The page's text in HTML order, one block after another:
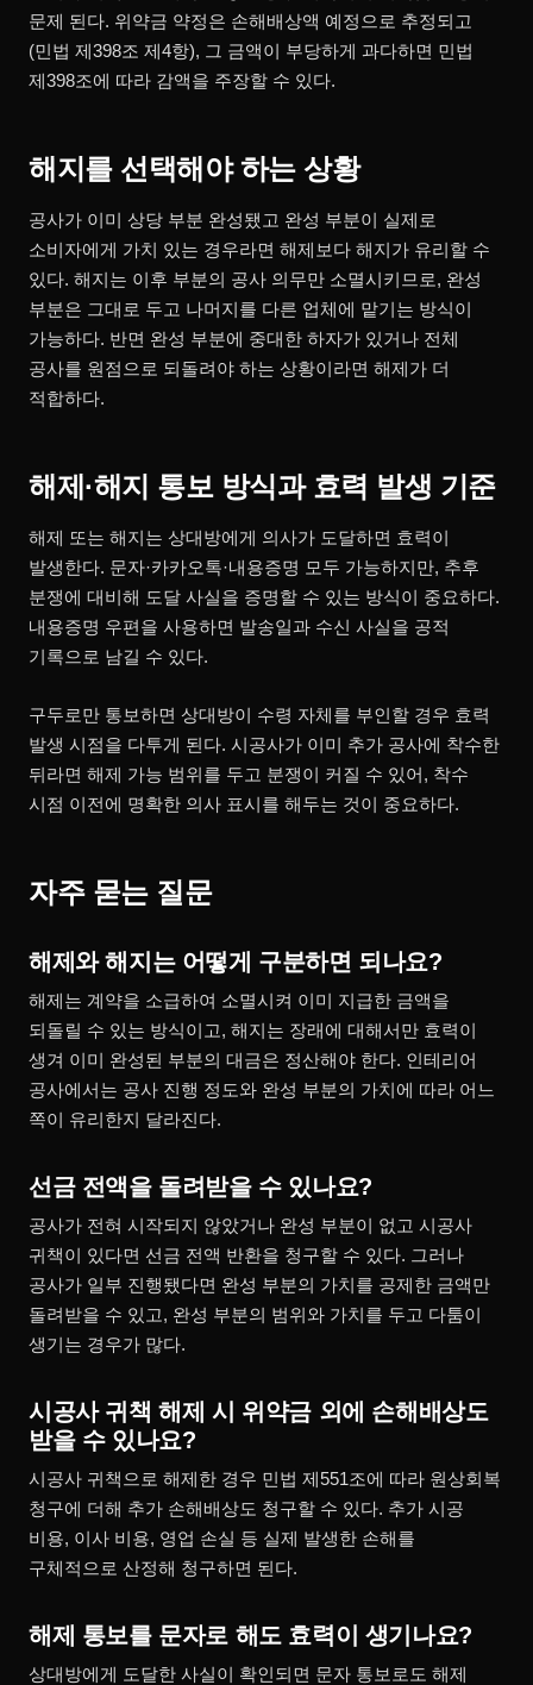
문제 된다. 위약금 약정은 손해배상액 예정으로 추정되고
(민법 제398조 제4항), 그 금액이 부당하게 과다하면 민법
제398조에 따라 감액을 주장할 수 있다.
해지를 선택해야 하는 상황
공사가 이미 상당 부분 완성됐고 완성 부분이 실제로
소비자에게 가치 있는 경우라면 해제보다 해지가 유리할 수
있다. 해지는 이후 부분의 공사 의무만 소멸시키므로, 완성
부분은 그대로 두고 나머지를 다른 업체에 맡기는 방식이
가능하다. 반면 완성 부분에 중대한 하자가 있거나 전체
공사를 원점으로 되돌려야 하는 상황이라면 해제가 더
적합하다.
해제·해지 통보 방식과 효력 발생 기준
해제 또는 해지는 상대방에게 의사가 도달하면 효력이
발생한다. 문자·카카오톡·내용증명 모두 가능하지만, 추후
분쟁에 대비해 도달 사실을 증명할 수 있는 방식이 중요하다.
내용증명 우편을 사용하면 발송일과 수신 사실을 공적
기록으로 남길 수 있다.
구두로만 통보하면 상대방이 수령 자체를 부인할 경우 효력
발생 시점을 다투게 된다. 시공사가 이미 추가 공사에 착수한
뒤라면 해제 가능 범위를 두고 분쟁이 커질 수 있어, 착수
시점 이전에 명확한 의사 표시를 해두는 것이 중요하다.
자주 묻는 질문
해제와 해지는 어떻게 구분하면 되나요?
해제는 계약을 소급하여 소멸시켜 이미 지급한 금액을
되돌릴 수 있는 방식이고, 해지는 장래에 대해서만 효력이
생겨 이미 완성된 부분의 대금은 정산해야 한다. 인테리어
공사에서는 공사 진행 정도와 완성 부분의 가치에 따라 어느
쪽이 유리한지 달라진다.
선금 전액을 돌려받을 수 있나요?
공사가 전혀 시작되지 않았거나 완성 부분이 없고 시공사
귀책이 있다면 선금 전액 반환을 청구할 수 있다. 그러나
공사가 일부 진행됐다면 완성 부분의 가치를 공제한 금액만
돌려받을 수 있고, 완성 부분의 범위와 가치를 두고 다툼이
생기는 경우가 많다.
시공사 귀책 해제 시 위약금 외에 손해배상도
받을 수 있나요?
시공사 귀책으로 해제한 경우 민법 제551조에 따라 원상회복
청구에 더해 추가 손해배상도 청구할 수 있다. 추가 시공
비용, 이사 비용, 영업 손실 등 실제 발생한 손해를
구체적으로 산정해 청구하면 된다.
해제 통보를 문자로 해도 효력이 생기나요?
상대방에게 도달한 사실이 확인되면 문자 통보로도 해제